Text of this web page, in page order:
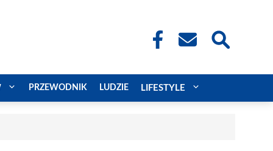
PRZEWODNIK LUDZIE LIFESTYLE